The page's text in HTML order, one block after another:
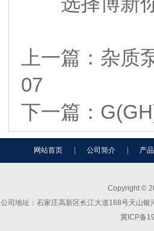
上一篇： 杂质
07
下一篇：
网站首页 公司简介 产
Copyright ©
公司地址：石家庄高新区长江大道168号天
冀ICP备